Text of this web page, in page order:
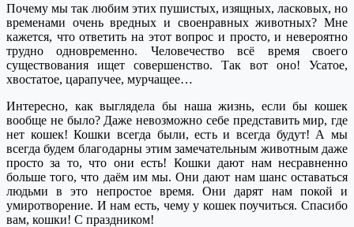
Почему мы так любим этих пушистых, изящных, ласковых, но
временами очень вредных и своенравных животных? Мне
кажется, что ответить на этот вопрос и просто, и невероятно
трудно одновременно. Человечество всё время своего
существования ищет совершенство. Так вот оно! Усатое,
хвостатое, царапучее, мурчащее…
Интересно, как выглядела бы наша жизнь, если бы кошек
вообще не было? Даже невозможно себе представить мир, где
нет кошек! Кошки всегда были, есть и всегда будут! А мы
всегда будем благодарны этим замечательным животным даже
просто за то, что они есть! Кошки дают нам несравненно
больше того, что даём им мы. Они дают нам шанс оставаться
людьми в это непростое время. Они дарят нам покой и
умиротворение. И нам есть, чему у кошек поучиться. Спасибо
вам, кошки! С праздником!